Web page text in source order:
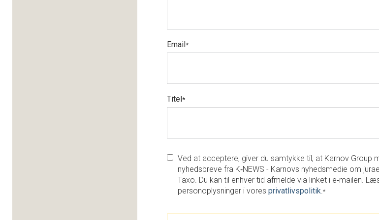
Email*
Titel*
Ved at acceptere, giver du samtykke til, at Karnov Group
nyhedsbreve fra K‑NEWS - Karnovs nyhedsmedie om
Taxo. Du kan til enhver tid afmelde via linket i e‑mailen.
personoplysninger i voresprivatlivspolitik.*